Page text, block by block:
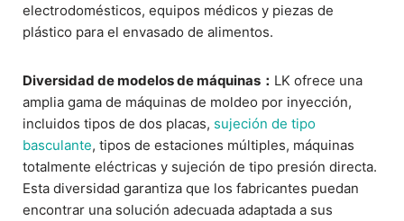
electrodomésticos, equipos médicos y piezas de
plástico para el envasado de alimentos.
Diversidad de modelos de máquinas： LK ofrece una
amplia gama de máquinas de moldeo por inyección,
incluidos tipos de dos placas, sujeción de tipo
basculante, tipos de estaciones múltiples, máquinas
totalmente eléctricas y sujeción de tipo presión directa.
Esta diversidad garantiza que los fabricantes puedan
encontrar una solución adecuada adaptada a sus